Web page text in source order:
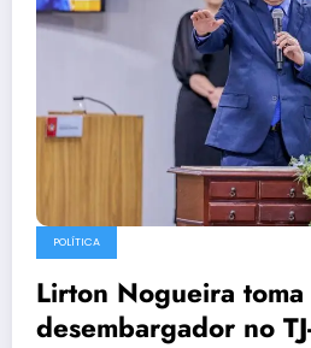
POLÍTICA
Lirton Nogueira toma
desembargador no